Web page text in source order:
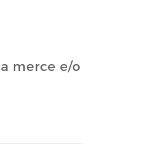
merce e/o